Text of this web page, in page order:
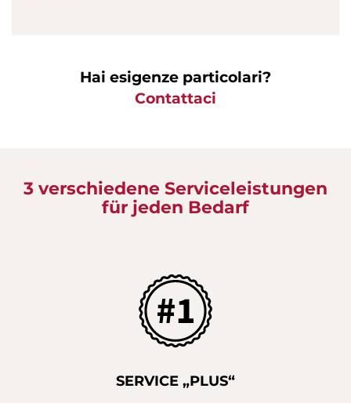
Hai esigenze particolari?
Contattaci
3 verschiedene Serviceleistungen
für jeden Bedarf
SERVICE „PLUS“